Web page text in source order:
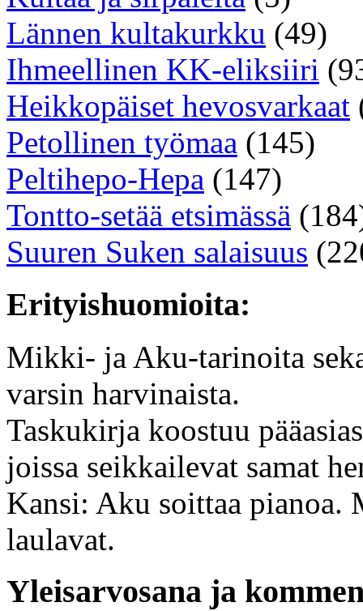
Lännen kultakurkku (49)
Ihmeellinen KK-eliksiiri
Heikkopäiset hevosvarkaat
Petollinen työmaa (145)
Peltihepo-Hepa (147)
Tontto-setää etsimässä
Suuren Suken salaisuus
Erityishuomioita:
Mikki- ja Aku-tarinoita
varsin harvinaista.
Taskukirja koostuu
joissa seikkailevat samat
Kansi: Aku soittaa pianoa.
laulavat.
Yleisarvosana ja